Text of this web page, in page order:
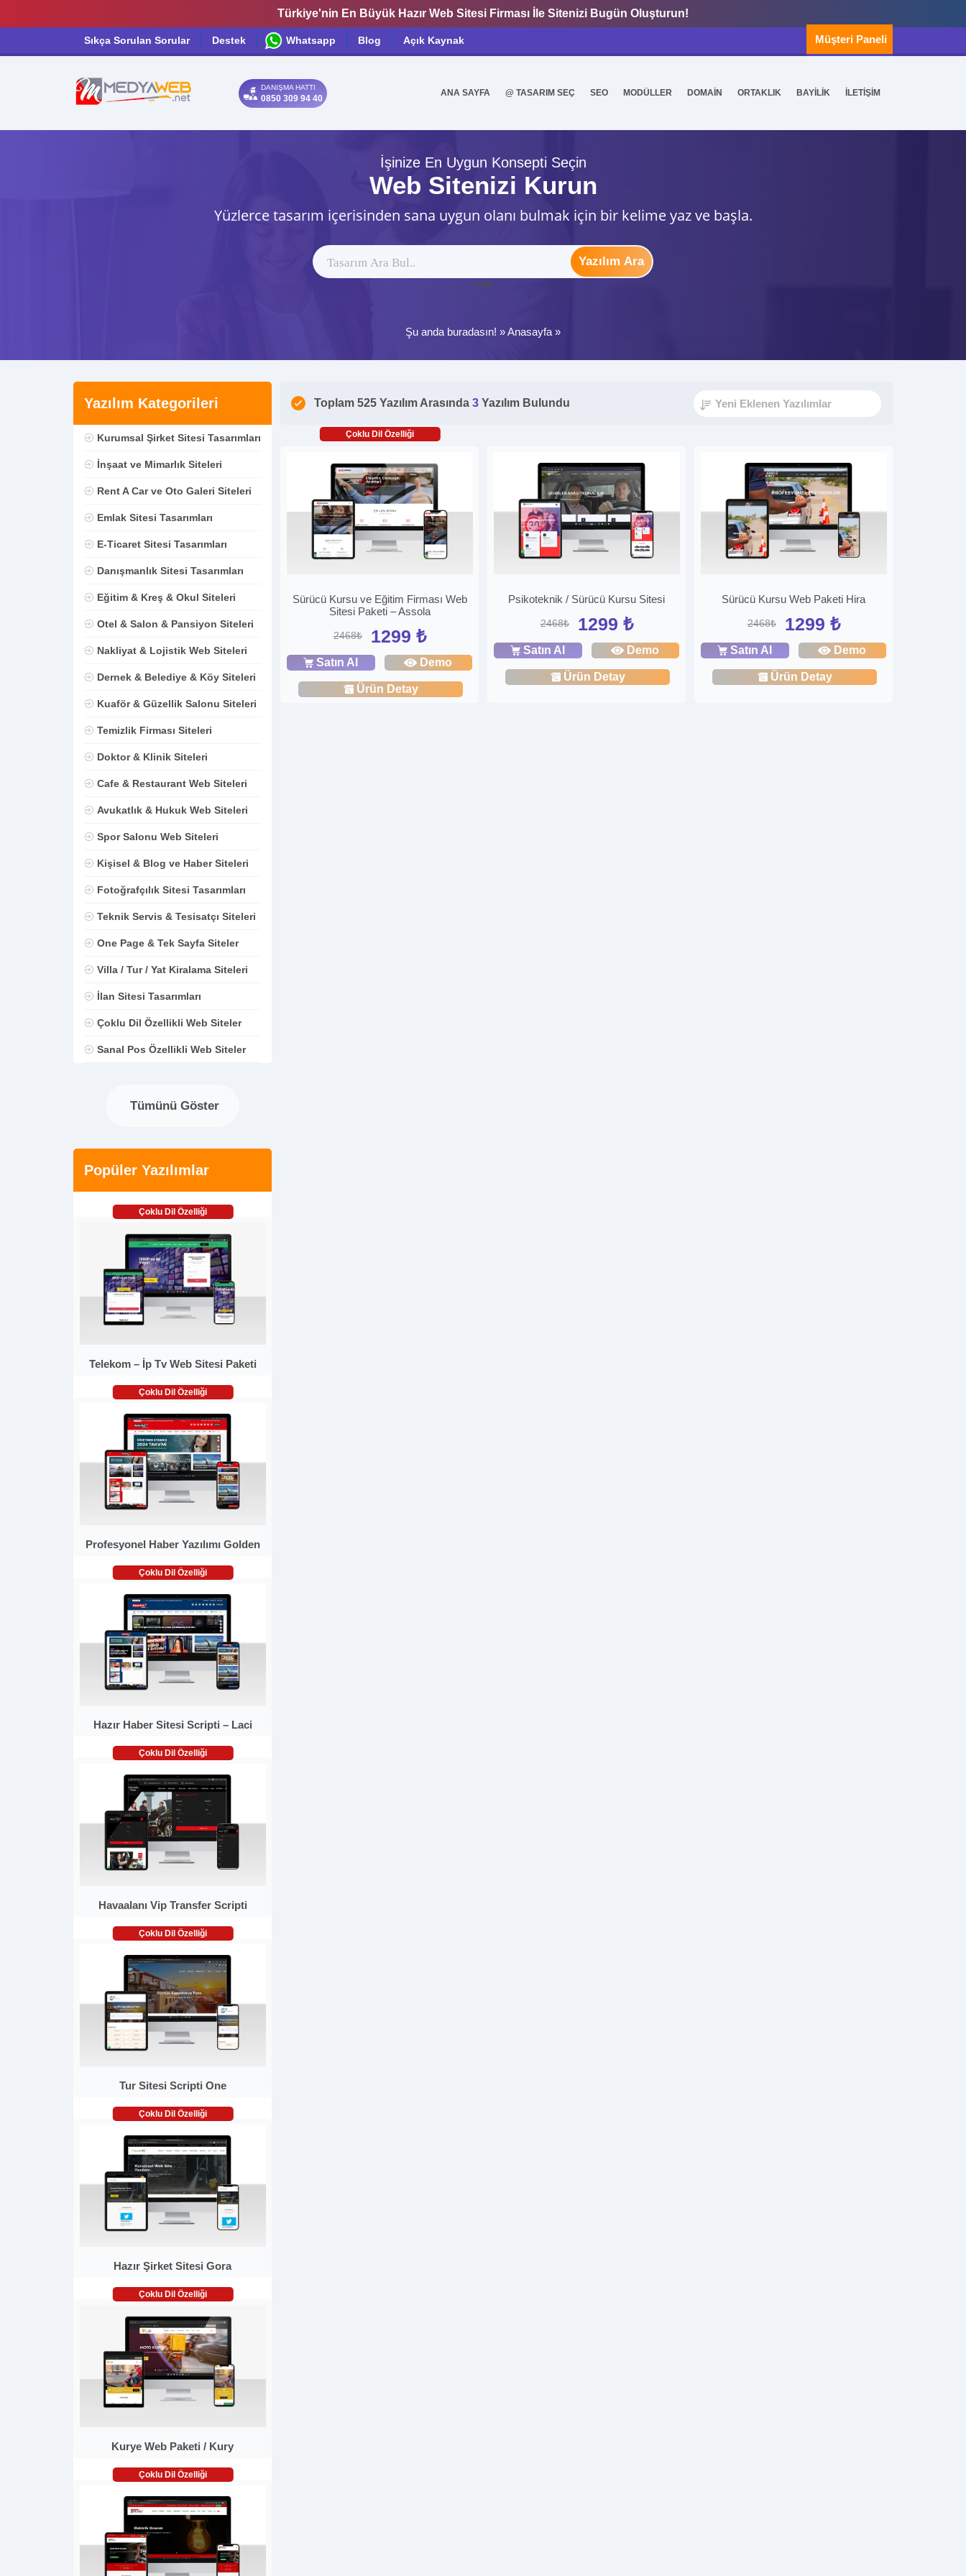
Türkiye'nin En Büyük Hazır Web Sitesi Firması İle Sitenizi Bugün Oluşturun!
Sıkça Sorulan Sorular Destek Whatsapp Blog Açık Kaynak Müşteri Paneli
DANIŞMA HATTI
0850 309 94 40
ANA SAYFA @ TASARIM SEÇ SEO MODÜLLER DOMAİN ORTAKLIK BAYİLİK İLETİŞİM
İşinize En Uygun Konsepti Seçin
Web Sitenizi Kurun
Yüzlerce tasarım içerisinden sana uygun olanı bulmak için bir kelime yaz ve başla.
Yazılım Ara
ytag
Şu anda buradasın! »Anasayfa »
Yazılım Kategorileri
Kurumsal Şirket Sitesi Tasarımları
İnşaat ve Mimarlık Siteleri
Rent A Car ve Oto Galeri Siteleri
Emlak Sitesi Tasarımları
E-Ticaret Sitesi Tasarımları
Danışmanlık Sitesi Tasarımları
Eğitim & Kreş & Okul Siteleri
Otel & Salon & Pansiyon Siteleri
Nakliyat & Lojistik Web Siteleri
Dernek & Belediye & Köy Siteleri
Kuaför & Güzellik Salonu Siteleri
Temizlik Firması Siteleri
Doktor & Klinik Siteleri
Cafe & Restaurant Web Siteleri
Avukatlık & Hukuk Web Siteleri
Spor Salonu Web Siteleri
Kişisel & Blog ve Haber Siteleri
Fotoğrafçılık Sitesi Tasarımları
Teknik Servis & Tesisatçı Siteleri
One Page & Tek Sayfa Siteler
Villa / Tur / Yat Kiralama Siteleri
İlan Sitesi Tasarımları
Çoklu Dil Özellikli Web Siteler
Sanal Pos Özellikli Web Siteler
Tümünü Göster
Popüler Yazılımlar
Çoklu Dil Özelliği
Telekom – İp Tv Web Sitesi Paketi
Çoklu Dil Özelliği
Profesyonel Haber Yazılımı Golden
Çoklu Dil Özelliği
Hazır Haber Sitesi Scripti – Laci
Çoklu Dil Özelliği
Havaalanı Vip Transfer Scripti
Çoklu Dil Özelliği
Tur Sitesi Scripti One
Çoklu Dil Özelliği
Hazır Şirket Sitesi Gora
Çoklu Dil Özelliği
Kurye Web Paketi / Kury
Çoklu Dil Özelliği
Toplam 525 Yazılım Arasında 3 Yazılım Bulundu
Çoklu Dil Özelliği
Sürücü Kursu ve Eğitim Firması Web
Sitesi Paketi – Assola
2468₺ 1299 ₺
Satın Al Demo
Ürün Detay
Psikoteknik / Sürücü Kursu Sitesi
2468₺ 1299 ₺
Satın Al Demo
Ürün Detay
Sürücü Kursu Web Paketi Hira
2468₺ 1299 ₺
Satın Al Demo
Ürün Detay